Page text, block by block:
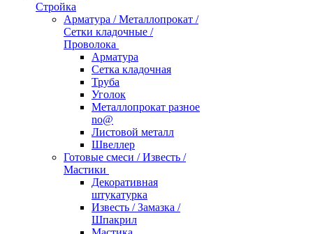
Стройка
Арматура / Металлопрокат /
Сетки кладочные /
Проволока
Арматура
Сетка кладочная
Труба
Уголок
Металлопрокат разное
no@
Листовой металл
Швеллер
Готовые смеси / Известь /
Мастики
Декоративная
штукатурка
Известь / Замазка /
Шпакрил